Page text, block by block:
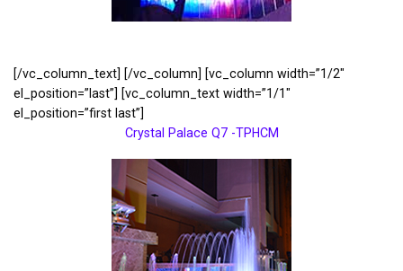
[/vc_column_text] [/vc_column] [vc_column width=”1/2″
el_position=”last”] [vc_column_text width=”1/1″
el_position=”first last”]
Crystal Palace Q7 -TPHCM